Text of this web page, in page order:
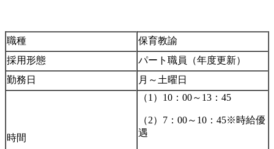
職種
保育教諭
採用形態
パート職員（年度更新）
勤務日
月～土曜日
時間
（1）10：00～13：45
（2）7：00～10：45※時給優
遇